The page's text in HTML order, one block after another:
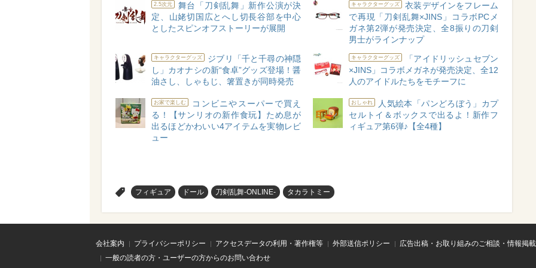
2.5次元
舞台「刀剣乱舞」新作公演が決
定、山姥切国広とへし切長谷部を中心
としたスピンオフストーリーが展開
キャラクターグッズ
衣装デザインをフレーム
で再現「刀剣乱舞×JINS」コラボPCメ
ガネ第2弾が発売決定、全8振りの刀剣
男士がラインナップ
キャラクターグッズ
ジブリ「千と千尋の神隠
し」カオナシの新“食卓”グッズ登場！醤
油さし、しゃもじ、箸置きが同時発売
キャラクターグッズ
「アイドリッシュセブン
×JINS」コラボメガネが発売決定、全12
人のアイドルたちをモチーフに
お家で楽しむ
コンビニやスーパーで買え
る！【サンリオの新作食玩】ため息が
出るほどかわいい4アイテムを実物レビ
ュー
おしゃれ
人気絵本「パンどろぼう」カプ
セルトイ＆ボックスで出るよ！新作フ
ィギュア第6弾♪【全4種】
フィギュア ドール 刀剣乱舞-ONLINE- タカラトミー
会社案内 プライバシーポリシー アクセスデータの利用・著作権等 外部送信ポリシー
広告出稿・お取り組みのご相談・情報掲
一般の読者の方・ユーザーの方からのお問い合わせ